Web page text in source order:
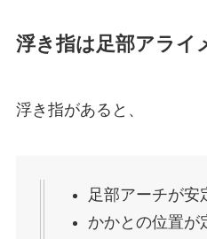
浮き指は足部アライ
浮き指があると、
足部アーチが安
かかとの位置が